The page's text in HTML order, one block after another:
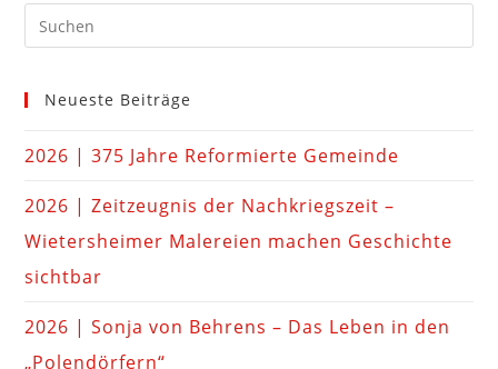
Neueste Beiträge
2026 | 375 Jahre Reformierte Gemeinde
2026 | Zeitzeugnis der Nachkriegszeit –
Wietersheimer Malereien machen Geschichte
sichtbar
2026 | Sonja von Behrens – Das Leben in den
„Polendörfern“